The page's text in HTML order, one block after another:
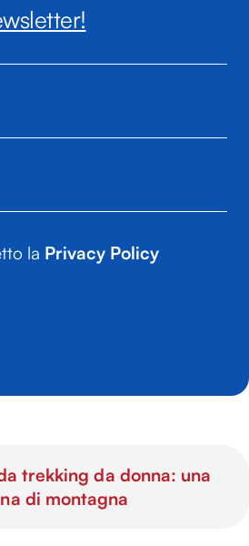
la Privacy Policy
trekking da donna: una
di montagna